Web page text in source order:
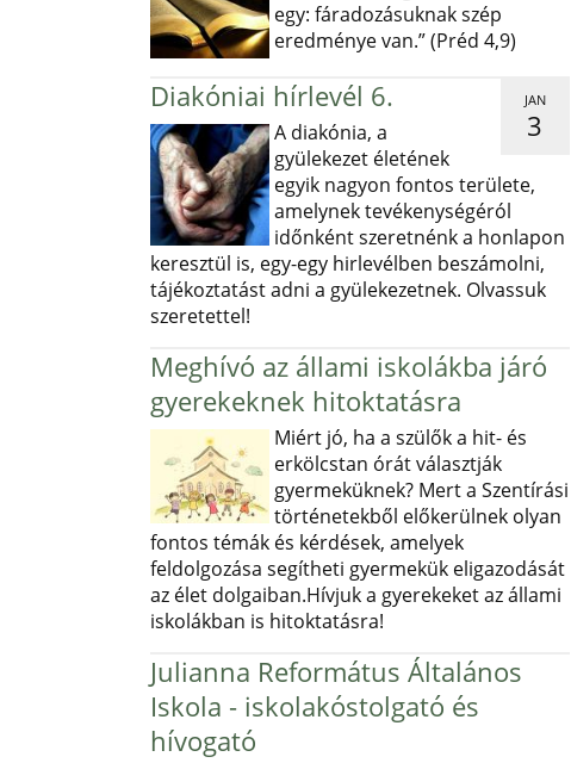
egy: fáradozásuknak szép
eredménye van.” (Préd 4,9)
JAN
3
Diakóniai hírlevél 6.
A diakónia, a
gyülekezet életének
egyik nagyon fontos területe,
amelynek tevékenységéról
időnként szeretnénk a honlapon
keresztül is, egy-egy hirlevélben beszámolni,
tájékoztatást adni a gyülekezetnek. Olvassuk
szeretettel!
Meghívó az állami iskolákba járó
gyerekeknek hitoktatásra
Miért jó, ha a szülők a hit- és
erkölcstan órát választják
gyermeküknek? Mert a Szentírási
történetekből előkerülnek olyan
fontos témák és kérdések, amelyek
feldolgozása segítheti gyermekük eligazodását
az élet dolgaiban.Hívjuk a gyerekeket az állami
iskolákban is hitoktatásra!
Julianna Református Általános
Iskola - iskolakóstolgató és
hívogató